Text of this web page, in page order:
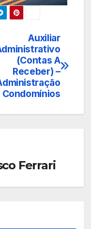
Auxiliar
(Contas A
Receber) –
Condomínios
Ferrari